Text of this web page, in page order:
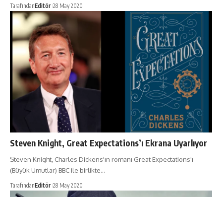
TarafındanEditör 28 May 2020
Steven Knight, Great Expectations’ı Ekrana Uyarlıyor
Steven Knight, Charles Dickens'ın romanı Great Expectations'ı
(Büyük Umutlar) BBC ile birlikte…
TarafındanEditör 28 May 2020